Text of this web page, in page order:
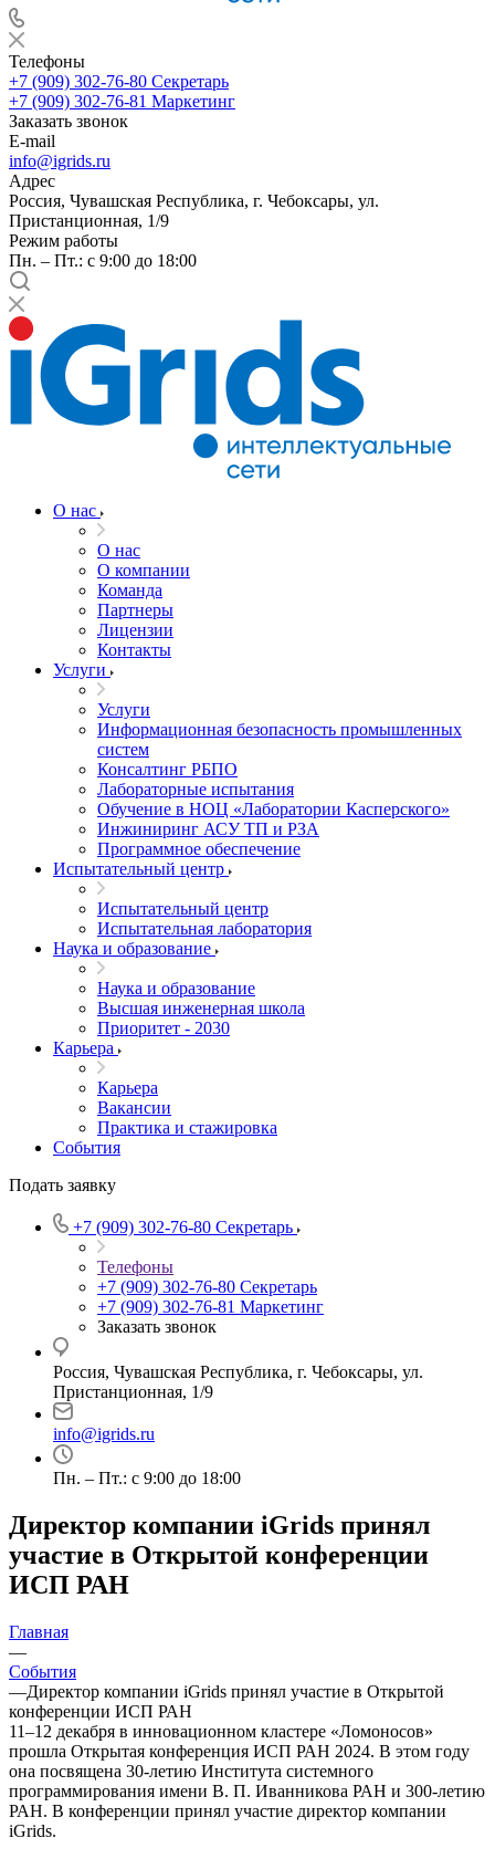
Телефоны
+7 (909) 302-76-80 Секретарь
+7 (909) 302-76-81 Маркетинг
Заказать звонок
E-mail
info@igrids.ru
Адрес
Россия, Чувашская Республика, г. Чебоксары, ул.
Пристанционная, 1/9
Режим работы
Пн. – Пт.: с 9:00 до 18:00
О нас
О нас
О компании
Команда
Партнеры
Лицензии
Контакты
Услуги
Услуги
Информационная безопасность промышленных
систем
Консалтинг РБПО
Лабораторные испытания
Обучение в НОЦ «Лаборатории Касперского»
Инжиниринг АСУ ТП и РЗА
Программное обеспечение
Испытательный центр
Испытательный центр
Испытательная лаборатория
Наука и образование
Наука и образование
Высшая инженерная школа
Приоритет - 2030
Карьера
Карьера
Вакансии
Практика и стажировка
События
Подать заявку
+7 (909) 302-76-80 Секретарь
Телефоны
+7 (909) 302-76-80 Секретарь
+7 (909) 302-76-81 Маркетинг
Заказать звонок
Россия, Чувашская Республика, г. Чебоксары, ул.
Пристанционная, 1/9
info@igrids.ru
Пн. – Пт.: с 9:00 до 18:00
Директор компании iGrids принял
участие в Открытой конференции
ИСП РАН
Главная
—
События
—Директор компании iGrids принял участие в Открытой
конференции ИСП РАН
11–12 декабря в инновационном кластере «Ломоносов»
прошла Открытая конференция ИСП РАН 2024. В этом году
она посвящена 30-летию Института системного
программирования имени В. П. Иванникова РАН и 300-летию
РАН. В конференции принял участие директор компании
iGrids.